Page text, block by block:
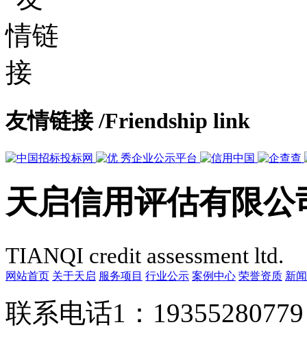
友情链接/Friendship link
天启信用评估有限公
TIANQI credit assessment ltd.
网站首页 关于天启 服务项目 行业公示 案例中心 荣誉资质 新
联系电话1：